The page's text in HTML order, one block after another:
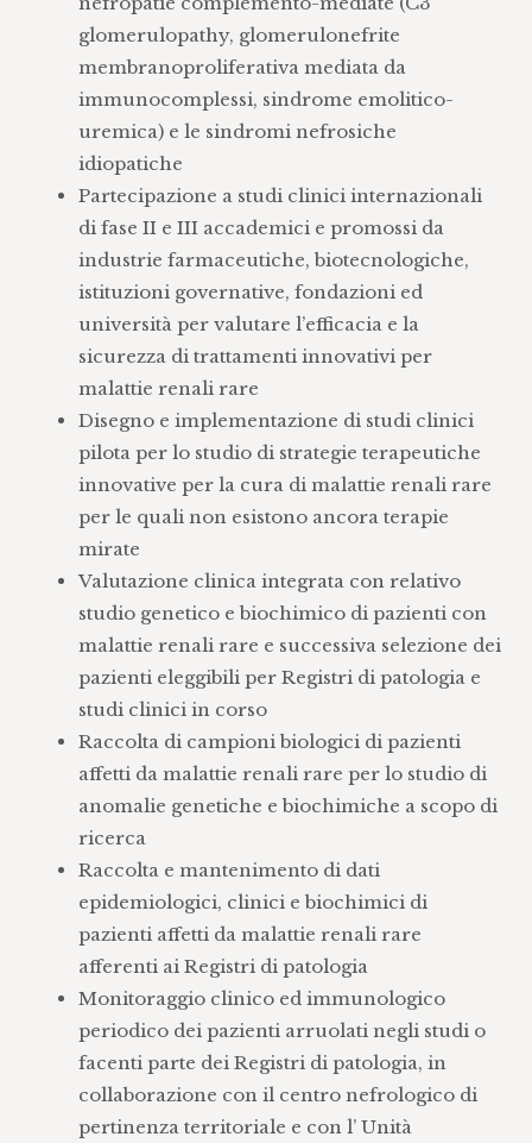
glomerulopathy, glomerulonefrite
membranoproliferativa mediata da
immunocomplessi, sindrome emolitico-
uremica) e le sindromi nefrosiche
idiopatiche
Partecipazione a studi clinici internazionali
di fase II e III accademici e promossi da
industrie farmaceutiche, biotecnologiche,
istituzioni governative, fondazioni ed
università per valutare l’efficacia e la
sicurezza di trattamenti innovativi per
malattie renali rare
Disegno e implementazione di studi clinici
pilota per lo studio di strategie terapeutiche
innovative per la cura di malattie renali rare
per le quali non esistono ancora terapie
mirate
Valutazione clinica integrata con relativo
studio genetico e biochimico di pazienti con
malattie renali rare e successiva selezione dei
pazienti eleggibili per Registri di patologia e
studi clinici in corso
Raccolta di campioni biologici di pazienti
affetti da malattie renali rare per lo studio di
anomalie genetiche e biochimiche a scopo di
ricerca
Raccolta e mantenimento di dati
epidemiologici, clinici e biochimici di
pazienti affetti da malattie renali rare
afferenti ai Registri di patologia
Monitoraggio clinico ed immunologico
periodico dei pazienti arruolati negli studi o
facenti parte dei Registri di patologia, in
collaborazione con il centro nefrologico di
pertinenza territoriale e con l’ Unità